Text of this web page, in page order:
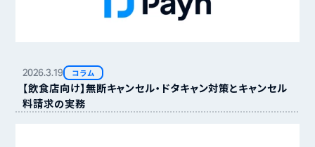
2026.3.19 コラム
【飲食店向け】無断キャンセル・ドタキャン対策とキャンセル
料請求の実務